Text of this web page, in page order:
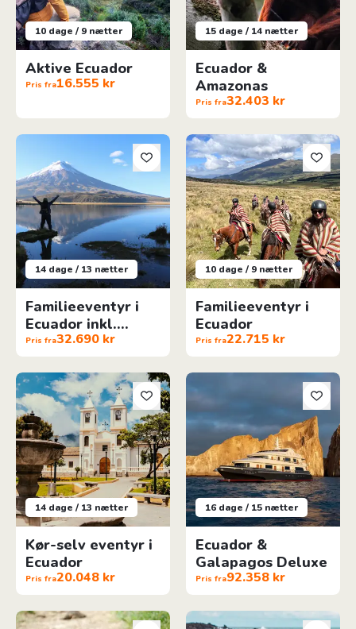
10 dage / 9 nætter
Aktive Ecuador
Pris fra16.555 kr
15 dage / 14 nætter
Ecuador &
Amazonas
Pris fra32.403 kr
14 dage / 13 nætter
Familieeventyr i
Ecuador inkl.
Amazonas
Pris fra32.690 kr
Familieeventyr i Ecuador inkl. Amazonas
10 dage / 9 nætter
Familieeventyr i
Ecuador
Pris fra22.715 kr
Familieeventyr i Ecuador
14 dage / 13 nætter
Kør-selv eventyr i
Ecuador
Pris fra20.048 kr
Kør-selv eventyr i Ecuador
16 dage / 15 nætter
Ecuador &
Galapagos Deluxe
Pris fra92.358 kr
Ecuador & Galapagos Deluxe
Ecuador, Amazonas & GalapagosPeru & Galapagos